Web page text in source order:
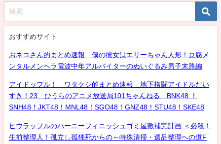
おすすめサイト
おネコさん的まとめ速報 僕の彼女はエリーちゃん人形！豆腐メ
ンタルメンヘラ電波中年アルバイターのぬいぐるみ男子末路編
アイドッフル！ ワタクシ的まとめ速報 地下格闘アイドルだい
すき！23 ひうらのアニメ放送局101ちゃんねる BNK48 ！
SNH48！JKT48！MNL48！SGO48！GNZ48！STU48！SKE48
ヒウラッフルのハーニーフィニッシュゴミ屋敷補完計画 ＜必殺！
生前整理人！孤立し孤独死からの～特殊清掃・遺品整理への道F